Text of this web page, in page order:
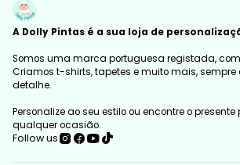
A Dolly Pintas é a sua loja de
Somos uma marca portuguesa registada,
Criamos t-shirts, tapetes e muito mais,
detalhe.
Personalize ao seu estilo ou encontre o presente
qualquer ocasião.
Follow us